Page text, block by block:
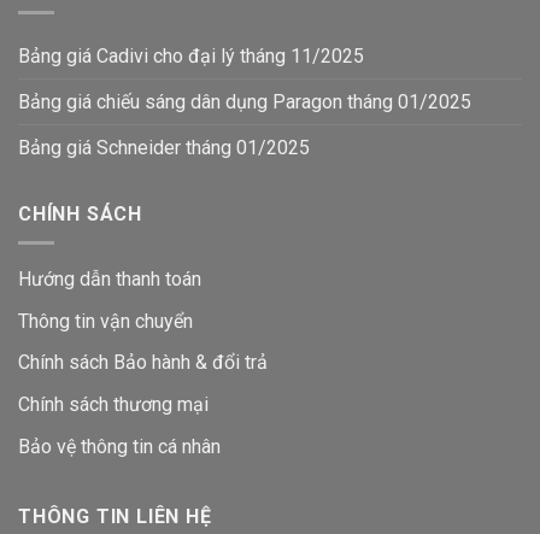
Bảng giá Cadivi cho đại lý tháng 11/2025
Bảng giá chiếu sáng dân dụng Paragon tháng 01/2025
Bảng giá Schneider tháng 01/2025
CHÍNH SÁCH
Hướng dẫn thanh toán
Thông tin vận chuyển
Chính sách Bảo hành & đổi trả
Chính sách thương mại
Bảo vệ thông tin cá nhân
THÔNG TIN LIÊN HỆ